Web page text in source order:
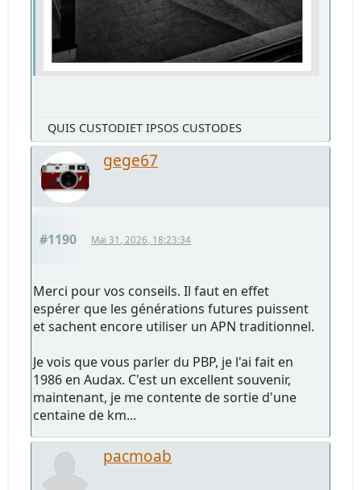
QUIS CUSTODIET IPSOS CUSTODES
gege67
#1190 Mai 31, 2026, 18:23:34
Merci pour vos conseils. Il faut en effet
espérer que les générations futures puissent
et sachent encore utiliser un APN traditionnel.
Je vois que vous parler du PBP, je l'ai fait en
1986 en Audax. C'est un excellent souvenir,
maintenant, je me contente de sortie d'une
centaine de km...
pacmoab